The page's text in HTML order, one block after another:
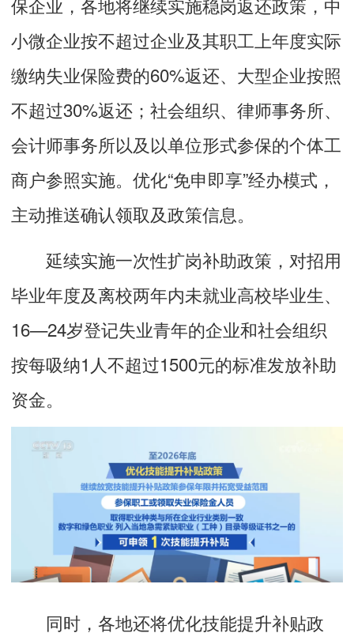
保企业，各地将继续实施稳岗返还政策，中
小微企业按不超过企业及其职工上年度实际
缴纳失业保险费的60%返还、大型企业按照
不超过30%返还；社会组织、律师事务所、
会计师事务所以及以单位形式参保的个体工
商户参照实施。优化“免申即享”经办模式，
主动推送确认领取及政策信息。
延续实施一次性扩岗补助政策，对招用
毕业年度及离校两年内未就业高校毕业生、
16—24岁登记失业青年的企业和社会组织
按每吸纳1人不超过1500元的标准发放补助
资金。
同时，各地还将优化技能提升补贴政